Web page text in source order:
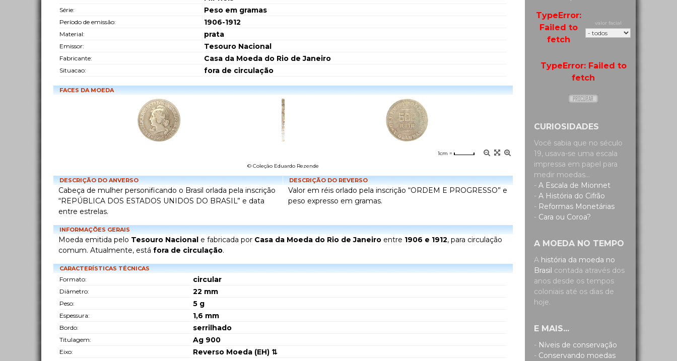
TypeError:
Failed to
fetch
valor facial
TypeError: Failed to
fetch
CURIOSIDADES
Você sabia que no século
19, usava-se uma escala
impressa em papel para
medir moedas...
- A Escala de Mionnet
- A História do Cifrão
- Reformas Monetárias
- Cara ou Coroa?
A MOEDA NO TEMPO
A história da moeda no
Brasil contada através dos
anos desde os tempos
coloniais até os dias de
hoje.
E MAIS...
- Níveis de conservação
- Conservando moedas
Série: Peso em gramas
Período de emissão: 1906-1912
Material: prata
Emissor: Tesouro Nacional
Fabricante: Casa da Moeda do Rio de Janeiro
Situacao: fora de circulação
FACES DA MOEDA
1cm =
© Coleção Eduardo Rezende
DESCRIÇÃO DO ANVERSO
Cabeça de mulher personificando o Brasil orlada pela inscrição
“REPÚBLICA DOS ESTADOS UNIDOS DO BRASIL” e data
entre estrelas.
DESCRIÇÃO DO REVERSO
Valor em réis orlado pela inscrição “ORDEM E PROGRESSO” e
peso expresso em gramas.
INFORMAÇÕES GERAIS
Moeda emitida pelo Tesouro Nacional e fabricada por Casa da Moeda do Rio de Janeiro entre 1906 e 1912, para circulação
comum. Atualmente, está fora de circulação.
CARACTERÍSTICAS TÉCNICAS
Formato: circular
Diâmetro: 22 mm
Peso: 5 g
Espessura: 1,6 mm
Bordo: serrilhado
Titulagem: Ag 900
Eixo: Reverso Moeda (EH) ⇅